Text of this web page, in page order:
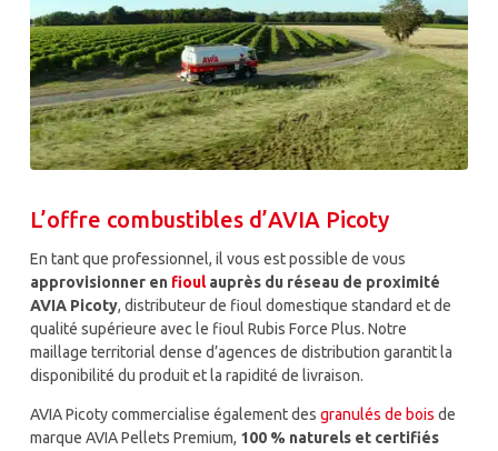
L’offre combustibles d’AVIA Picoty
En tant que professionnel, il vous est possible de vous
approvisionner en fioulauprès du réseau de proximité
AVIA Picoty, distributeur de fioul domestique standard et de
qualité supérieure avec le fioul Rubis Force Plus. Notre
maillage territorial dense d’agences de distribution garantit la
disponibilité du produit et la rapidité de livraison.
AVIA Picoty commercialise également desgranulés de bois de
marque AVIA Pellets Premium, 100 % naturels et certifiés